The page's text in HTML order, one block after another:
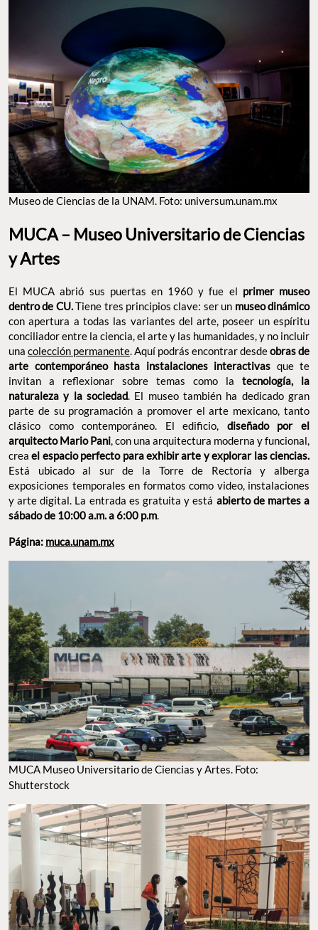
MUSEO DE CIENCIAS DE LA UNAM. FOTO: UNIVERSUM.UNAM.MX
MUCA – Museo Universitario de Ciencias
y Artes
dentro de CU.
Tiene tres principios clave: ser un
museo
dinámico con apertura a todas las variantes del arte, poseer un
espíritu conciliador entre la ciencia, el arte y las humanidades, y
desde obras de arte contemporáneo hasta instalaciones
interactivasque te invitan a reflexionar sobre temas como la
tecnología, la naturaleza y la sociedad. El museo también ha
dedicado gran parte de su programación a promover el arte
mexicano, tanto clásico como contemporáneo. El edificio,
diseñado por el arquitecto Mario Pani, con una arquitectura
moderna y funcional, creael espacio perfecto para exhibir arte y
explorar las ciencias.Está ubicado al sur de la Torre de Rectoría
y alberga exposiciones temporales en formatos como video,
instalaciones y arte digital. La entrada es gratuita y está
abierto
de martes a sábado de 10:00 a.m. a 6:00 p.m.
Página:muca.unam.mx
MUCA MUSEO UNIVERSITARIO DE CIENCIAS Y ARTES. FOTO: SHUTTERSTOCK